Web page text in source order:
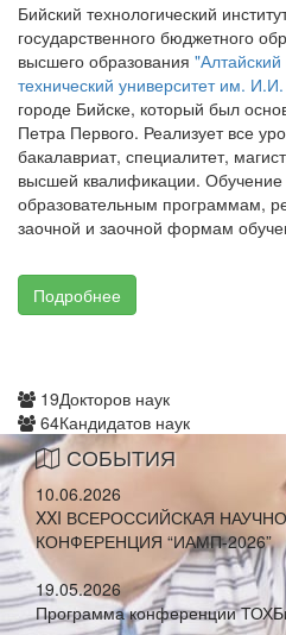
Бийский технологический
государственного бюджетного
высшего образования
технический университет им.
городе Бийске, который был
Петра Первого. Реализует все
бакалавриат, специалитет,
высшей квалификации. Обучение
образовательным программам,
заочной и заочной формам
Подробнее
19Докторов наук
64Кандидатов наук
СОБЫТИЯ
10.06.2026
XXI ВСЕРОССИЙСКАЯ
КОНФЕРЕНЦИЯ “ИАМП-2026”
19.05.2026
Программа конференции